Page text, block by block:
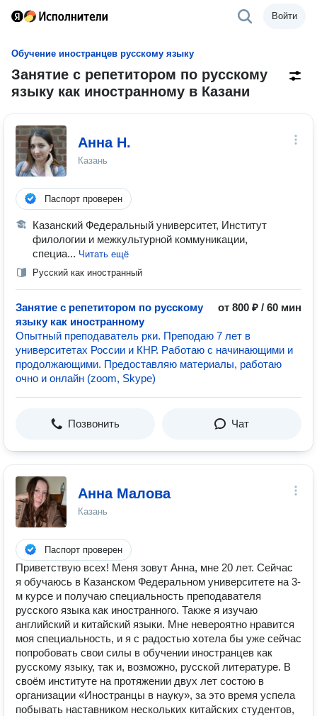
Войти
Обучение иностранцев русскому языку
Занятие с репетитором по русскому
языку как иностранному в Казани
Анна Н.
Казань
Паспорт проверен
Казанский Федеральный университет, Институт
филологии и межкультурной коммуникации,
специа... Читать ещё
Русский как иностранный
Занятие с репетитором по русскому
языку как иностранному
от 800 ₽ / 60 мин
Опытный преподаватель рки. Преподаю 7 лет в
университетах России и КНР. Работаю с начинающими и
продолжающими. Предоставляю материалы, работаю
очно и онлайн (zoom, Skype)
Позвонить Чат
Анна Малова
Казань
Паспорт проверен
Приветствую всех! Меня зовут Анна, мне 20 лет. Сейчас
я обучаюсь в Казанском Федеральном университете на 3-
м курсе и получаю специальность преподавателя
русского языка как иностранного. Также я изучаю
английский и китайский языки. Мне невероятно нравится
моя специальность, и я с радостью хотела бы уже сейчас
попробовать свои силы в обучении иностранцев как
русскому языку, так и, возможно, русской литературе. В
своём институте на протяжении двух лет состою в
организации «Иностранцы в науку», за это время успела
побывать наставником нескольких китайских студентов,